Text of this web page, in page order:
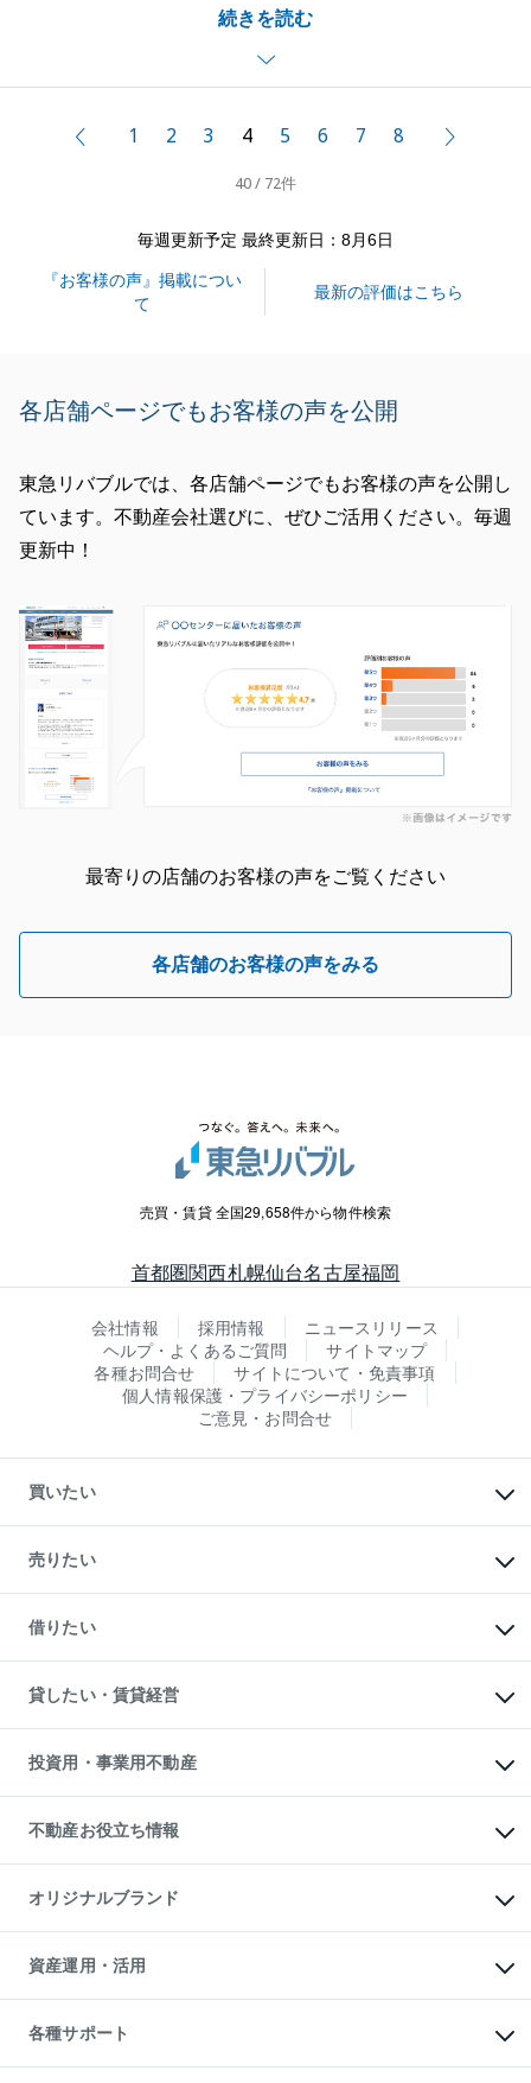
続きを読む
ざいましたが、ご主人様、奥様ともにご協力いただ
き、大変感謝しております。
今回のお取引以外のことでも、私に何かお手伝いでき
今後ともどうぞ宜しくお願い申し上げます。
前へ1 2 3 4 5 6 7 8
40 / 72件
毎週更新予定 最終更新日：8月6日
『お客様の声』掲載につい
て
最新の評価はこちら
各店舗ページでもお客様の声を公開
東急リバブルでは、各店舗ページでもお客様の声を公開し
ています。不動産会社選びに、ぜひご活用ください。毎週
更新中！
最寄りの店舗のお客様の声をご覧ください
各店舗のお客様の声をみる
売買・賃貸 全国29,658件から物件検索
首都圏関西札幌仙台名古屋福岡
会社情報 採用情報
ニュースリリース
ヘルプ・よくあるご質問
サイトマップ
各種お問合せ
サイトについて・免責事項
個人情報保護・プライバシーポリシー
ご意見・お問合せ
買いたい
新築・分譲マンションの購入
中古マンションの購入
一戸建ての購入
中古一戸建ての購入
不動産購入の流れ
注目キーワード物件特集
購入ガイド
English 繁体中文簡体中文
売りたい
一戸建ての売却・査定
土地の売却・査定
スピードAI査定
不動産査定について
不動産売却の流れ
不動産買換えの流れ
売却ガイド
借りたい
オフィス・店舗の賃貸
借りるときの流れ
借りるガイド
貸したい・賃貸経営
マンション賃料データ
賃貸管理プラン
リロケーションについて
貸すガイド
投資用・事業用不動産
事業用不動産
マンション投資
投資用マンション
アパート経営
収益物件
ビル購入（ビル一棟）
投資用不動産の売却査定
事業用不動産の売却査定
不動産お役立ち情報
マンションライブラリー
人気マンションランキング
暮らしに役立つ不動産メディア
不動産相場・不動産価格情報
不動産コラム・ニュース
不動産用語集
不動産なんでもネット相談室
住まいの税金
オリジナルブランド
一棟リノベーションマンション
L`GENTE（ルジェンテ）
区分リノベーションマンション
投資用一棟レジデンスWELL
不動産小口投資
資産運用・活用
不動産M&A
アセットマネジメント・出資
各種サポート